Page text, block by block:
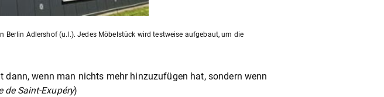
Berlin Adlershof (u.l.). Jedes Möbelstück wird testweise aufgebaut, um die
wenn man nichts mehr hinzuzufügen hat, sondern wenn
de Saint-Exupéry)